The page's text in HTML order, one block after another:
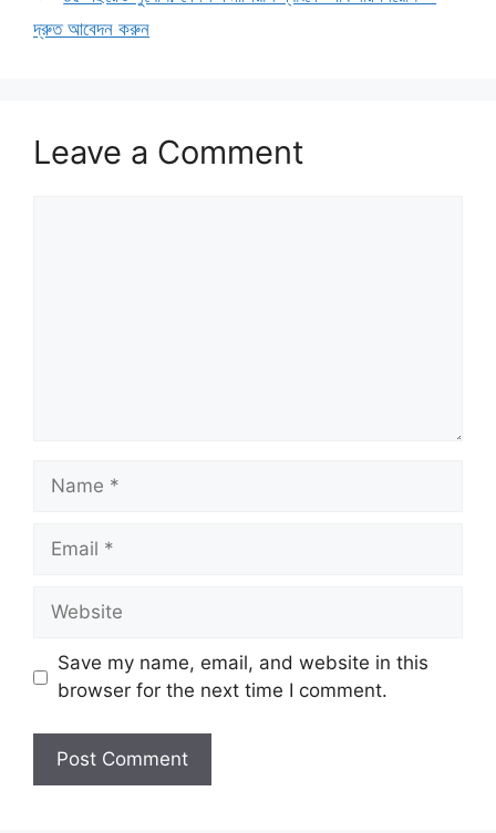
দ্রুত আবেদন করুন
Leave a Comment
Name
Email
Website
Save my name, email, and website in this
browser for the next time I comment.